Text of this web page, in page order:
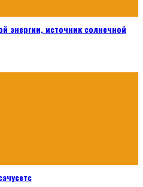
энергии, источник солнечной